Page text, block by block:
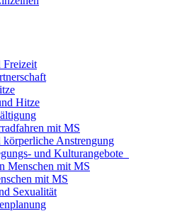
Freizeit
Hitze
mit MS
Anstrengung
und Kulturangebote
Menschen mit MS
mit MS
Sexualität